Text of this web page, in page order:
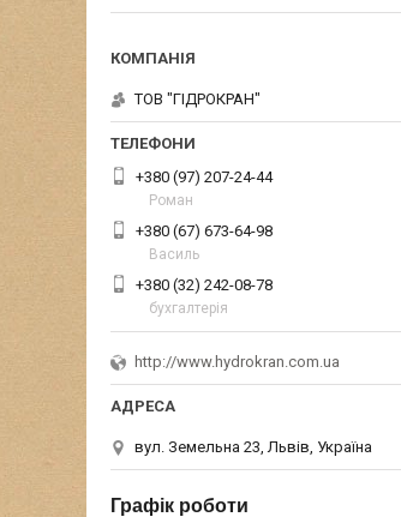
ТОВ "ГІДРОКРАН"
+380 (97) 207-24-44
Роман
+380 (67) 673-64-98
Василь
+380 (32) 242-08-78
бухгалтерія
http://www.hydrokran.com.ua
вул. Земельна 23, Львів, Україна
Графік роботи